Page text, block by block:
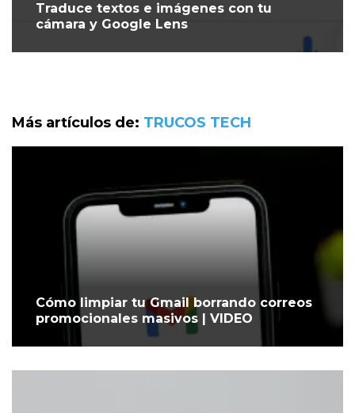
Traduce textos e imágenes con tu
cámara y Google Lens
Más artículos de: TRUCOS TECH
Cómo limpiar tu Gmail borrando correos
promocionales masivos | VIDEO